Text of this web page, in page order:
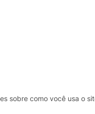
sobre como você usa o